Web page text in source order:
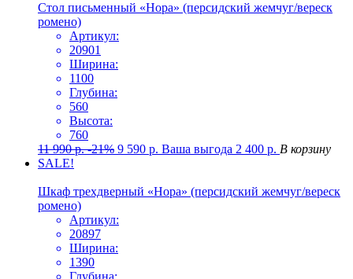
Стол письменный «Нора» (персидский жемчуг/вереск
ромено)
Артикул:
20901
Ширина:
1100
Глубина:
560
Высота:
760
11 990р. -21% 9 590 р. Ваша выгода 2 400 р. В корзину
SALE!
Шкаф трехдверный «Нора» (персидский жемчуг/вереск
ромено)
Артикул:
20897
Ширина:
1390
Глубина: